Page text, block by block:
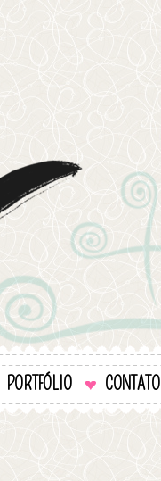
PORTFÓLIO CONTATO